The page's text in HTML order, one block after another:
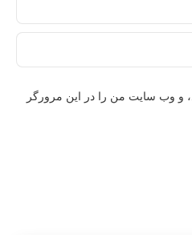
و وب سایت من را در این مرورگر